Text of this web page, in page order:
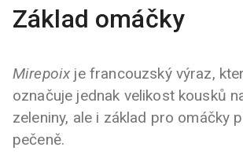
Základ omáčky
Mirepoix je francouzský výraz,
označuje jednak velikost kousků
zeleniny, ale i základ pro omáčky
pečeně.